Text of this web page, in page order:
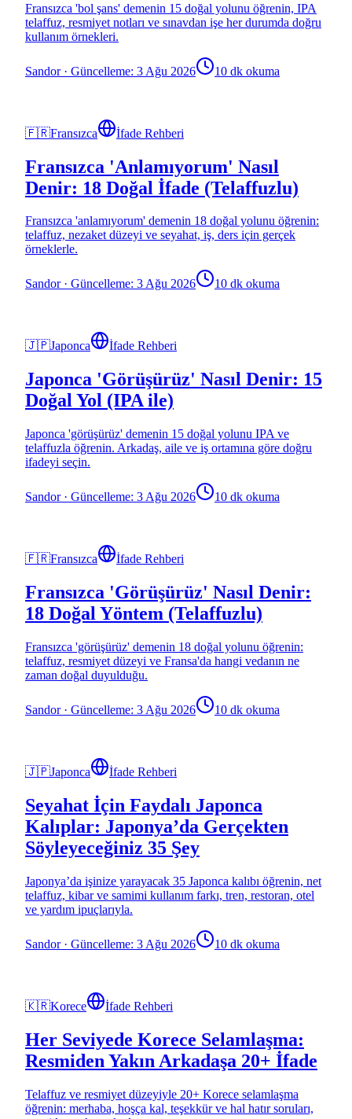
Fransızca 'bol şans' demenin 15 doğal yolunu öğrenin, IPA
telaffuz, resmiyet notları ve sınavdan işe her durumda doğru
kullanım örnekleri.
Sandor· Güncelleme: 3 Ağu 2026 10 dk okuma
🇫🇷Fransızca İfade Rehberi
Fransızca 'Anlamıyorum' Nasıl
Denir: 18 Doğal İfade (Telaffuzlu)
Fransızca 'anlamıyorum' demenin 18 doğal yolunu öğrenin:
telaffuz, nezaket düzeyi ve seyahat, iş, ders için gerçek
örneklerle.
Sandor· Güncelleme: 3 Ağu 2026 10 dk okuma
🇯🇵Japonca İfade Rehberi
Japonca 'Görüşürüz' Nasıl Denir: 15
Doğal Yol (IPA ile)
Japonca 'görüşürüz' demenin 15 doğal yolunu IPA ve
telaffuzla öğrenin. Arkadaş, aile ve iş ortamına göre doğru
ifadeyi seçin.
Sandor· Güncelleme: 3 Ağu 2026 10 dk okuma
🇫🇷Fransızca İfade Rehberi
Fransızca 'Görüşürüz' Nasıl Denir:
18 Doğal Yöntem (Telaffuzlu)
Fransızca 'görüşürüz' demenin 18 doğal yolunu öğrenin:
telaffuz, resmiyet düzeyi ve Fransa'da hangi vedanın ne
zaman doğal duyulduğu.
Sandor· Güncelleme: 3 Ağu 2026 10 dk okuma
🇯🇵Japonca İfade Rehberi
Seyahat İçin Faydalı Japonca
Kalıplar: Japonya’da Gerçekten
Söyleyeceğiniz 35 Şey
Japonya’da işinize yarayacak 35 Japonca kalıbı öğrenin, net
telaffuz, kibar ve samimi kullanım farkı, tren, restoran, otel
ve yardım ipuçlarıyla.
Sandor· Güncelleme: 3 Ağu 2026 10 dk okuma
🇰🇷Korece İfade Rehberi
Her Seviyede Korece Selamlaşma:
Resmiden Yakın Arkadaşa 20+ İfade
Telaffuz ve resmiyet düzeyiyle 20+ Korece selamlaşma
öğrenin: merhaba, hoşça kal, teşekkür ve hal hatır soruları,